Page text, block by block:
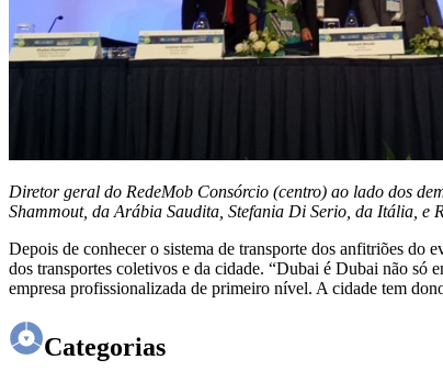
Diretor geral do RedeMob Consórcio (centro) ao lado dos
Shammout, da Arábia Saudita, Stefania Di Serio, da Itália, e
Depois de conhecer o sistema de transporte dos anfitriões do
dos transportes coletivos e da cidade. “Dubai é Dubai não só
empresa profissionalizada de primeiro nível. A cidade tem
Categorias